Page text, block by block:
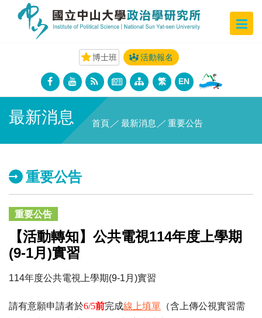
博士班 活動報名
繁 EN
最新消息 首頁 ／ 最新消息 ／ 重要公告
重要公告
重要公告
【活動轉知】公共電視114年度上學期
(9-1月)實習
114年度公共電視上學期(9-1月)實習
請有意願申請者於6/5前完成線上填單 （含上傳公視實習需